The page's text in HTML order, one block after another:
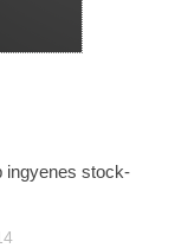
ingyenes stock-